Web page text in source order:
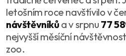
letošním roce navštívilo v
návštěvníků a v srpnu 77
nejvyšší měsíční
zoo.